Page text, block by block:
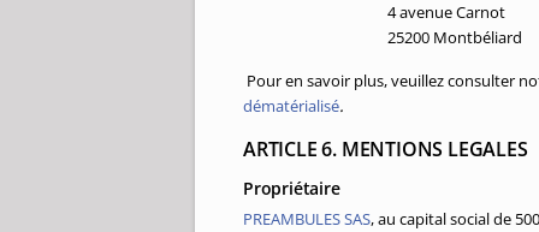
4 avenue Carnot
25200 Montbéliard
Pour en savoir plus, veuillez consulter
dématérialisé.
ARTICLE 6. MENTIONS LEGALES
Propriétaire
PREAMBULES SAS, au capital social de